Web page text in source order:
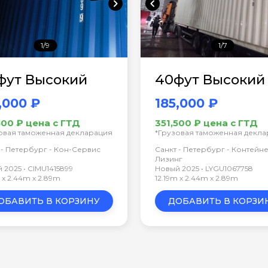
chevron_right
1/9
Высокий
₽
₽ цена с ГТД
таможенная декларация
- Петербург - Кон-Сервис
• CIMU1415899
x 2.44m x 2.89m
В КОРЗИНУ
chevron_left
1/7
40фут Высокий
185,000 ₽
351,500 ₽ цена с ГТД
*Грузовая таможенная
Санкт - Петербург -
Лизинг
Новый 2025 • LYGU1067758
12.19m x 2.44m x 2.89m
ДОБАВИТЬ В